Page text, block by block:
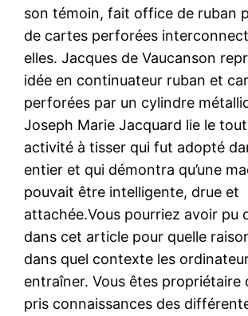
son témoin, fait office de ruban
de cartes perforées
elles. Jacques de Vaucanson
idée en continuateur ruban et
perforées par un cylindre
Joseph Marie Jacquard lie le
activité à tisser qui fut adopté
entier et qui démontra qu’une
pouvait être intelligente, drue et
attachée.Vous pourriez avoir pu
dans cet article pour quelle
dans quel contexte les
entraîner. Vous êtes propriétaire
pris connaissances des